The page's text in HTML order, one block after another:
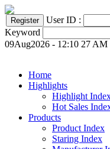
User ID :
Keyword
09Aug2026 - 12:10 27 AM
Home
Highlights
Highlight
Hot Sales
Products
Product Index
Staring Index